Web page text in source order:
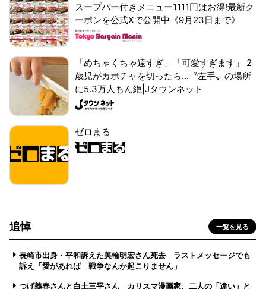
スープバー付きメニュー1111円はお得!最新ク
ーポンを公式Xで公開中《9月23日まで》
「めちゃくちゃ遠すぎ」「可愛すぎます」 2
歳児がカボチャを切ったら...〝左手〟の場所
に5.3万人もん絶|Jタウンネット
ゼロまる
追悼 一覧を見る
長崎市出身・平和訴えた美輪明宏さん死去 ラストメッセージでも
訴え「愛があれば 戦争なんか起こりません」
つげ義春さんと白土三平さん カリスマ漫画家、二人の「違い」と